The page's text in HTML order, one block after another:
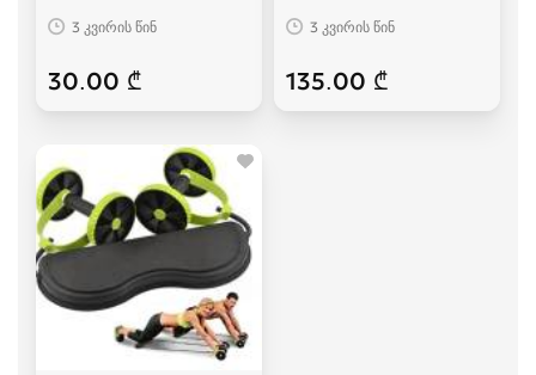
3 კვირის წინ
30.00 ₾
3 კვირის წინ
135.00 ₾